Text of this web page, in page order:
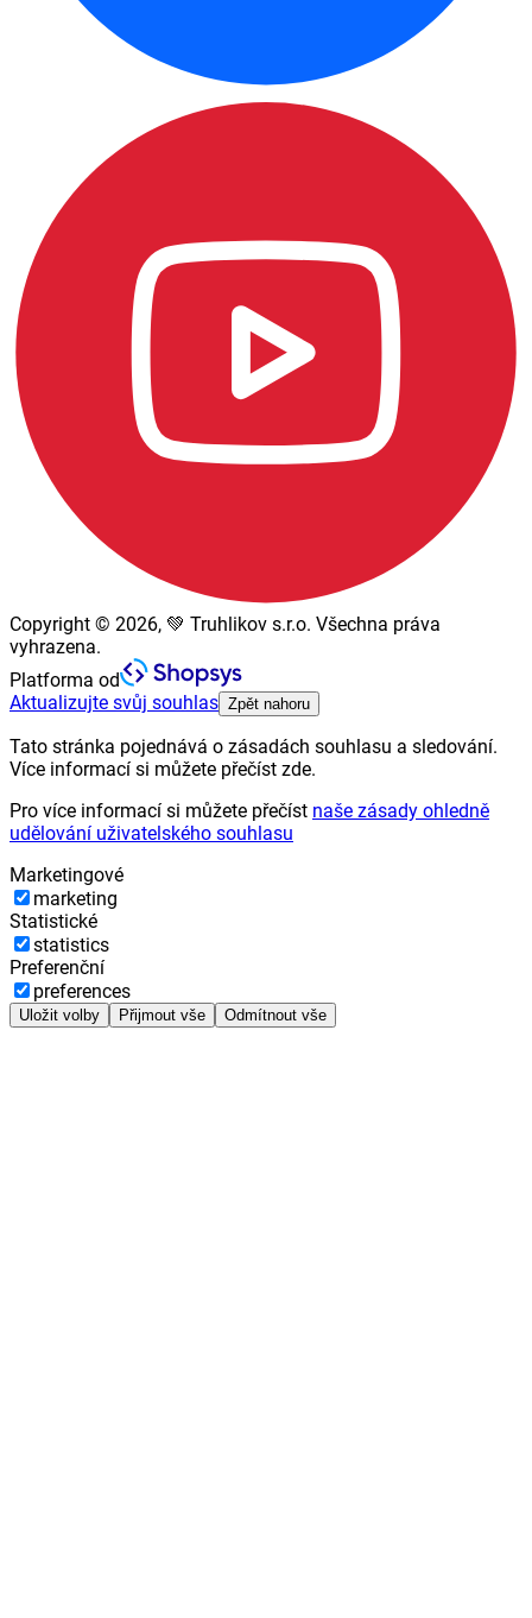
Copyright © 2026, 💚 Truhlikov s.r.o. Všechna práva
vyhrazena.
Platforma od
Aktualizujte svůj souhlas Zpět nahoru
Tato stránka pojednává o zásadách souhlasu a sledování.
Více informací si můžete přečíst zde.
Pro více informací si můžete přečíst naše zásady ohledně
udělování uživatelského souhlasu
Marketingové
marketing
Statistické
statistics
Preferenční
preferences
Uložit volby Přijmout vše Odmítnout vše